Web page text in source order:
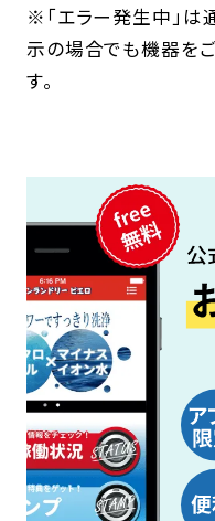
※「エラー発生中」は
示の場合でも機器を
す。